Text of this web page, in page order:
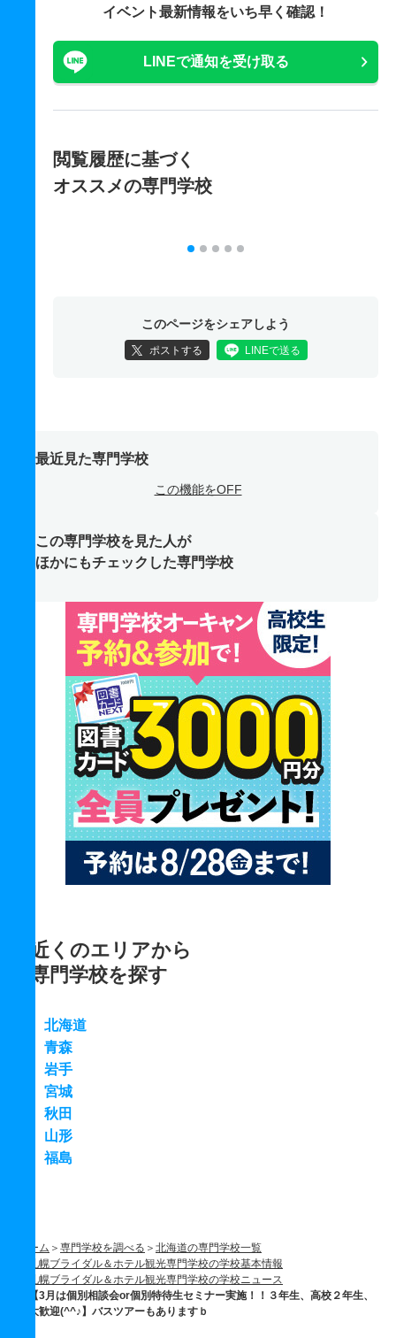
イベント最新情報をいち早く確認！
LINEで通知を受け取る
閲覧履歴に基づく
オススメの専門学校
このページをシェアしよう
ポストする LINEで送る
最近見た専門学校
この機能をOFF
この専門学校を見た人が
ほかにもチェックした専門学校
近くのエリアから
専門学校を探す
北海道
青森
岩手
宮城
秋田
山形
福島
ホーム 専門学校を調べる
北海道の専門学校一覧
札幌ブライダル＆ホテル観光専門学校の学校基本情報
札幌ブライダル＆ホテル観光専門学校の学校ニュース
【3月は個別相談会or個別特待生セミナー実施！！３年生、高校２年生、
大歓迎(^^♪】バスツアーもありますｂ